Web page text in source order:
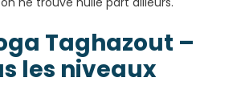
Taghazout –
les niveaux